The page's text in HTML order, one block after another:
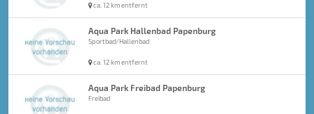
ca. 12 km entfernt
Aqua Park Hallenbad Papenburg
Sportbad/Hallenbad
ca. 12 km entfernt
Aqua Park Freibad Papenburg
Freibad